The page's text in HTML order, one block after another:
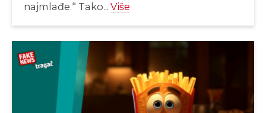
najmlađe.“ Tako... Više